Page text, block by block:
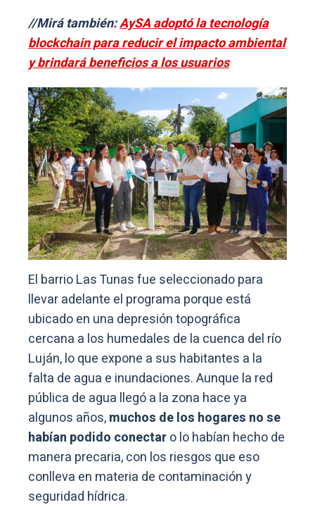
//Mirá también:AySA adoptó la tecnología
blockchain para reducir el impacto ambiental
y brindará beneficios a los usuarios
El barrio Las Tunas fue seleccionado para
llevar adelante el programa porque está
ubicado en una depresión topográfica
cercana a los humedales de la cuenca del río
Luján, lo que expone a sus habitantes a la
falta de agua e inundaciones. Aunque la red
pública de agua llegó a la zona hace ya
algunos años,muchos de los hogares no se
habían podido conectaro lo habían hecho de
manera precaria, con los riesgos que eso
conlleva en materia de contaminación y
seguridad hídrica.